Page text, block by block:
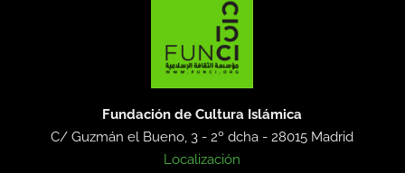
Fundación de Cultura Islámica
C/ Guzmán el Bueno, 3 - 2º dcha -28015 Madrid
Localización